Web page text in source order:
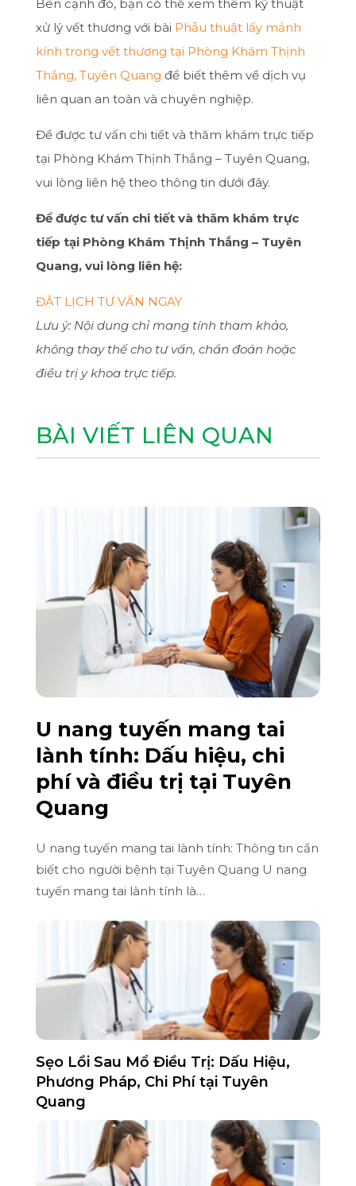
Bên cạnh đó, bạn có thể xem thêm kỹ thuật
xử lý vết thương với bài Phẫu thuật lấy mảnh
kính trong vết thương tại Phòng Khám Thịnh
Thắng, Tuyên Quang để biết thêm về dịch vụ
liên quan an toàn và chuyên nghiệp.
Để được tư vấn chi tiết và thăm khám trực tiếp
tại Phòng Khám Thịnh Thắng – Tuyên Quang,
vui lòng liên hệ theo thông tin dưới đây.
Để được tư vấn chi tiết và thăm khám trực
tiếp tại Phòng Khám Thịnh Thắng – Tuyên
Quang, vui lòng liên hệ:
ĐẶT LỊCH TƯ VẤN NGAY
Lưu ý: Nội dung chỉ mang tính tham khảo,
không thay thế cho tư vấn, chẩn đoán hoặc
điều trị y khoa trực tiếp.
BÀI VIẾT LIÊN QUAN
U nang tuyến mang tai
lành tính: Dấu hiệu, chi
phí và điều trị tại Tuyên
Quang
U nang tuyến mang tai lành tính: Thông tin cần
biết cho người bệnh tại Tuyên Quang U nang
tuyến mang tai lành tính là…
Sẹo Lồi Sau Mổ Điều Trị: Dấu Hiệu,
Phương Pháp, Chi Phí tại Tuyên
Quang